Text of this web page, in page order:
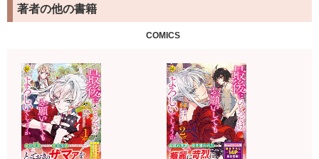
はこちら
著者の他の書籍
COMICS